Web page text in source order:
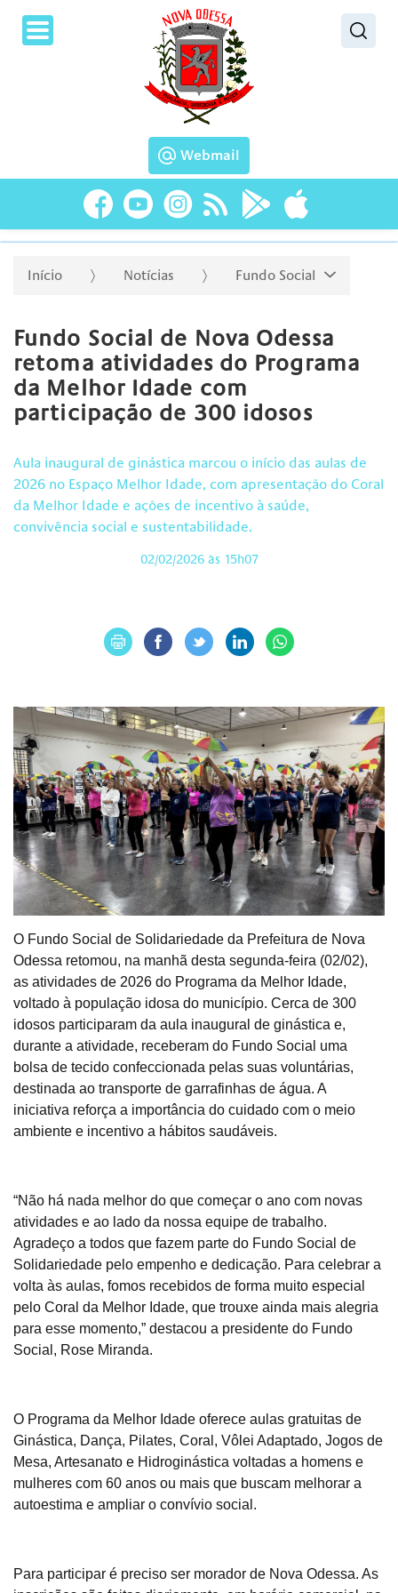
Webmail
Início Notícias Fundo Social
Fundo Social de Nova Odessa
retoma atividades do Programa
da Melhor Idade com
participação de 300 idosos
Aula inaugural de ginástica marcou o início das aulas de
2026 no Espaço Melhor Idade, com apresentação do Coral
da Melhor Idade e ações de incentivo à saúde,
convivência social e sustentabilidade.
02/02/2026 às 15h07
O Fundo Social de Solidariedade da Prefeitura de Nova
Odessa retomou, na manhã desta segunda-feira (02/02),
as atividades de 2026 do Programa da Melhor Idade,
voltado à população idosa do município. Cerca de 300
idosos participaram da aula inaugural de ginástica e,
durante a atividade, receberam do Fundo Social uma
bolsa de tecido confeccionada pelas suas voluntárias,
destinada ao transporte de garrafinhas de água. A
iniciativa reforça a importância do cuidado com o meio
ambiente e incentivo a hábitos saudáveis.
“Não há nada melhor do que começar o ano com novas
atividades e ao lado da nossa equipe de trabalho.
Agradeço a todos que fazem parte do Fundo Social de
Solidariedade pelo empenho e dedicação. Para celebrar a
volta às aulas, fomos recebidos de forma muito especial
pelo Coral da Melhor Idade, que trouxe ainda mais alegria
para esse momento,” destacou a presidente do Fundo
Social, Rose Miranda.
O Programa da Melhor Idade oferece aulas gratuitas de
Ginástica, Dança, Pilates, Coral, Vôlei Adaptado, Jogos de
Mesa, Artesanato e Hidroginástica voltadas a homens e
mulheres com 60 anos ou mais que buscam melhorar a
autoestima e ampliar o convívio social.
Para participar é preciso ser morador de Nova Odessa. As